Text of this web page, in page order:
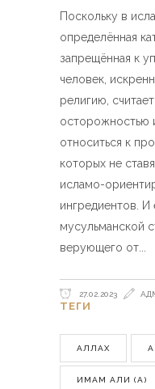
Поскольку в
определённая
запрещённая к
человек,
религию,
осторожностью
относиться к
которых не
исламо-
ингредиентов.
мусульманской
верующего от
27.02.2023
ТЕГИ
АЛЛАХ
ИМАМ АЛИ (А)